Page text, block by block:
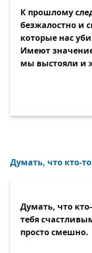
К прошлому
безжалостно и
которые нас
Имеют
мы выстояли и
Думать, что кто-
Думать, что
тебя
просто смешно.